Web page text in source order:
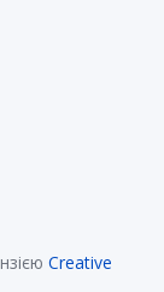
Creative